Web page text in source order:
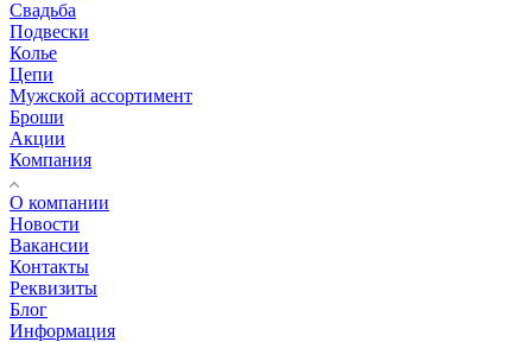
Свадьба
Подвески
Колье
Цепи
Мужской ассортимент
Броши
Акции
Компания
О компании
Новости
Вакансии
Контакты
Реквизиты
Блог
Информация